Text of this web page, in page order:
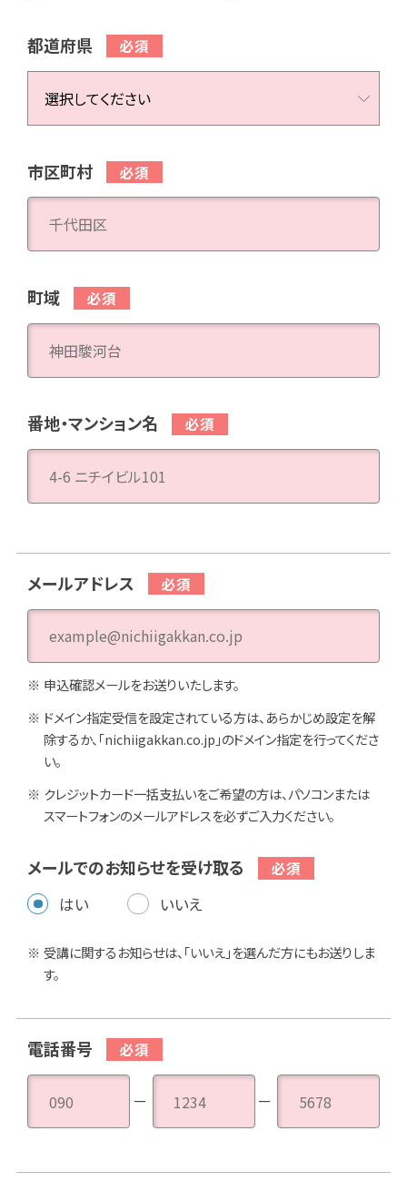
都道府県
市区町村
町域
番地・マンション名
メールアドレス
申込確認メールをお送りいたします。
ドメイン指定受信を設定されている方は、あらかじめ設定を解
除するか、「nichiigakkan.co.jp」のドメイン指定を行ってくださ
い。
クレジットカード一括支払いをご希望の方は、パソコンまたは
スマートフォンのメールアドレスを必ずご入力ください。
メールでのお知らせを受け取る
はい いいえ
受講に関するお知らせは、「いいえ」を選んだ方にもお送りしま
す。
電話番号
－ －